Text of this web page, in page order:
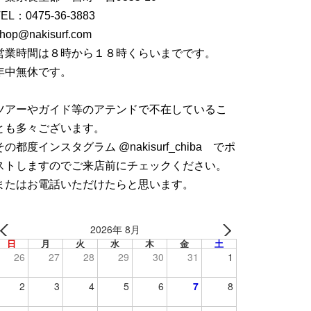
： 0475-36-3883
業時間は８時から１８時くらいまでです。
中無休です。
アーやガイド等のアテンドで不在しているこ
も多々ございます。
の都度インスタグラム @nakisurf_chiba でポ
トしますのでご来店前にチェックください。
たはお電話いただけたらと思います。
2026年 8月
日 月 火 水 木 金 土
26 27 28 29 30 31 1
2 3 4 5 6 7 8